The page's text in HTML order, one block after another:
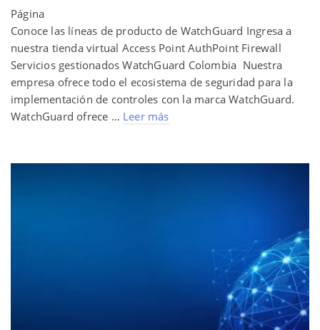
Página
Conoce las líneas de producto de WatchGuard Ingresa a
nuestra tienda virtual Access Point AuthPoint Firewall
Servicios gestionados WatchGuard Colombia Nuestra
empresa ofrece todo el ecosistema de seguridad para la
implementación de controles con la marca WatchGuard.
WatchGuard ofrece … Leer más